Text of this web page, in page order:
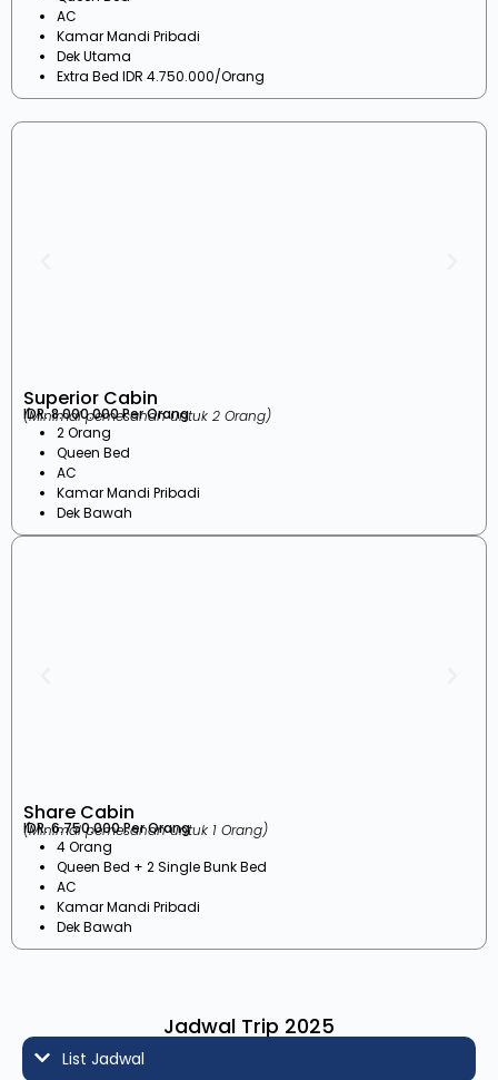
AC
Kamar Mandi Pribadi
Dek Utama
Extra Bed IDR 4.750.000/Orang
Superior Cabin
IDR. 8.000.000 Per Orang
(Minimal pemesanan untuk 2 Orang)
2 Orang
Queen Bed
AC
Kamar Mandi Pribadi
Dek Bawah
Share Cabin
IDR. 6.750.000 Per Orang
(Minimal pemesanan untuk 1 Orang)
4 Orang
Queen Bed + 2 Single Bunk Bed
AC
Kamar Mandi Pribadi
Dek Bawah
Jadwal Trip 2025
List Jadwal